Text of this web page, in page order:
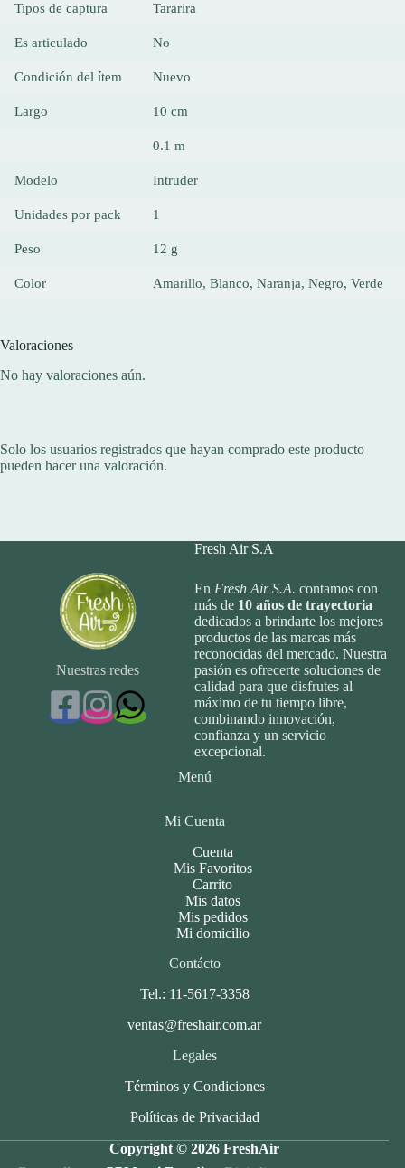
Tipos de captura Tararira
Es articulado No
Condición del ítem Nuevo
Largo 10 cm
0.1 m
Modelo Intruder
Unidades por pack 1
Peso 12 g
Color Amarillo, Blanco, Naranja, Negro, Verde
Valoraciones
No hay valoraciones aún.
Solo los usuarios registrados que hayan comprado este producto
pueden hacer una valoración.
Nuestras redes
Fresh Air S.A
En Fresh Air S.A. contamos con
más de 10 años de trayectoria
dedicados a brindarte los mejores
productos de las marcas más
reconocidas del mercado. Nuestra
pasión es ofrecerte soluciones de
calidad para que disfrutes al
máximo de tu tiempo libre,
combinando innovación,
confianza y un servicio
excepcional.
Menú
Mi Cuenta
Cuenta
Mis Favoritos
Carrito
Mis datos
Mis pedidos
Mi domicilio
Contácto
Tel.: 11-5617-3358
ventas@freshair.com.ar
Legales
Términos y Condiciones
Políticas de Privacidad
Copyright © 2026 FreshAir